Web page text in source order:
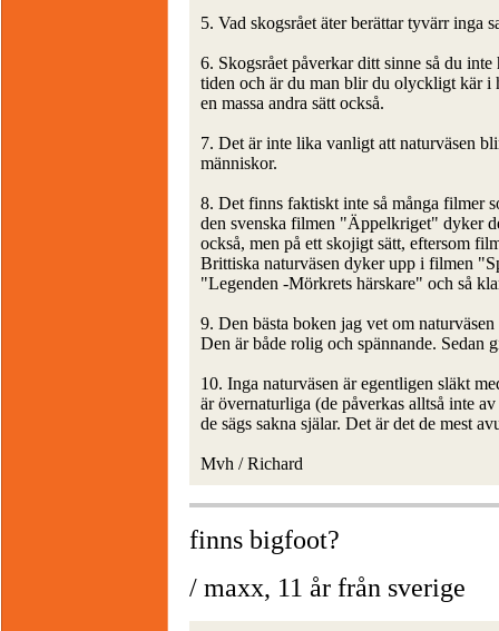
5. Vad skogsrået äter berättar tyvärr inga
6. Skogsrået påverkar ditt sinne så du
tiden och är du man blir du olyckligt kär i
en massa andra sätt också.
7. Det är inte lika vanligt att naturväsen
människor.
8. Det finns faktiskt inte så många filmer
den svenska filmen "Äppelkriget" dyker
också, men på ett skojigt sätt, eftersom
Brittiska naturväsen dyker upp i filmen
"Legenden -Mörkrets härskare" och så
9. Den bästa boken jag vet om
Den är både rolig och spännande. Sedan
10. Inga naturväsen är egentligen släkt
är övernaturliga (de påverkas alltså inte
de sägs sakna själar. Det är det de mest
Mvh / Richard
finns bigfoot?
/ maxx, 11 år från sverige